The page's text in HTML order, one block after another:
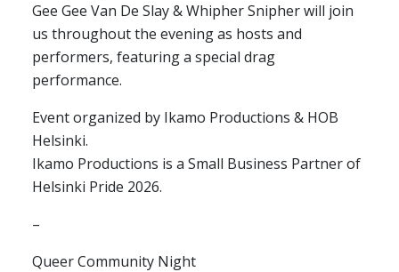
Gee Gee Van De Slay & Whipher Snipher will join
us throughout the evening as hosts and
performers, featuring a special drag
performance.
Event organized by Ikamo Productions & HOB
Helsinki.
Ikamo Productions is a Small Business Partner of
Helsinki Pride 2026.
–
Queer Community Night